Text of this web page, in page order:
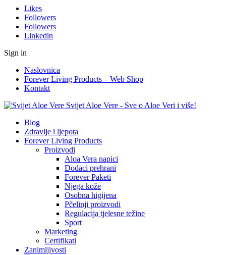
Likes
Followers
Followers
Linkedin
Sign in
Naslovnica
Forever Living Products – Web Shop
Kontakt
Svijet Aloe Vere - Sve o Aloe Veri i više!
Blog
Zdravlje i ljepota
Forever Living Products
Proizvodi
Aloa Vera napici
Dodaci prehrani
Forever Paketi
Njega kože
Osobna higijena
Pčelinji proizvodi
Regulacija tjelesne težine
Sport
Marketing
Certifikati
Zanimljivosti